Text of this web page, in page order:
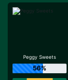
Peggy Sweets
56%